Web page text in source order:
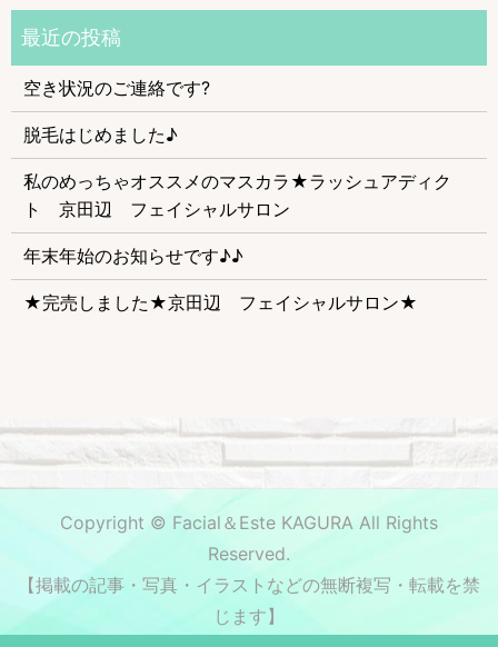
空き状況のご連絡です?
脱毛はじめました♪
私のめっちゃオススメのマスカラ★ラッシュアディク
ト 京田辺 フェイシャルサロン
年末年始のお知らせです♪♪
★完売しました★京田辺 フェイシャルサロン★
Copyright © Facial＆Este KAGURA All Rights
Reserved.
【掲載の記事・写真・イラストなどの無断複写・転載を禁
じます】